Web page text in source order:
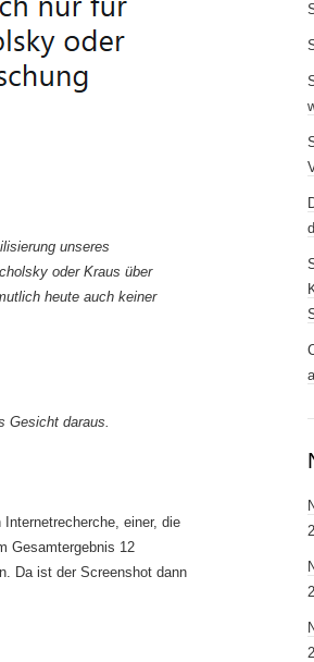
unseres
oder Kraus über
heute auch keiner
Gesicht daraus.
einer, die
Gesamtergebnis 12
Da ist der Screenshot dann